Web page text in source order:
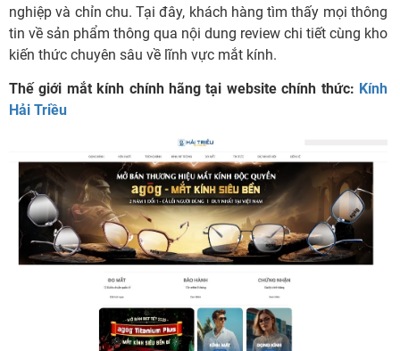
nghiệp và chỉn chu. Tại đây, khách hàng tìm thấy mọi thông
tin về sản phẩm thông qua nội dung review chi tiết cùng kho
kiến thức chuyên sâu về lĩnh vực mắt kính.
Thế giới mắt kính chính hãng tại website chính thức: Kính
Hải Triều